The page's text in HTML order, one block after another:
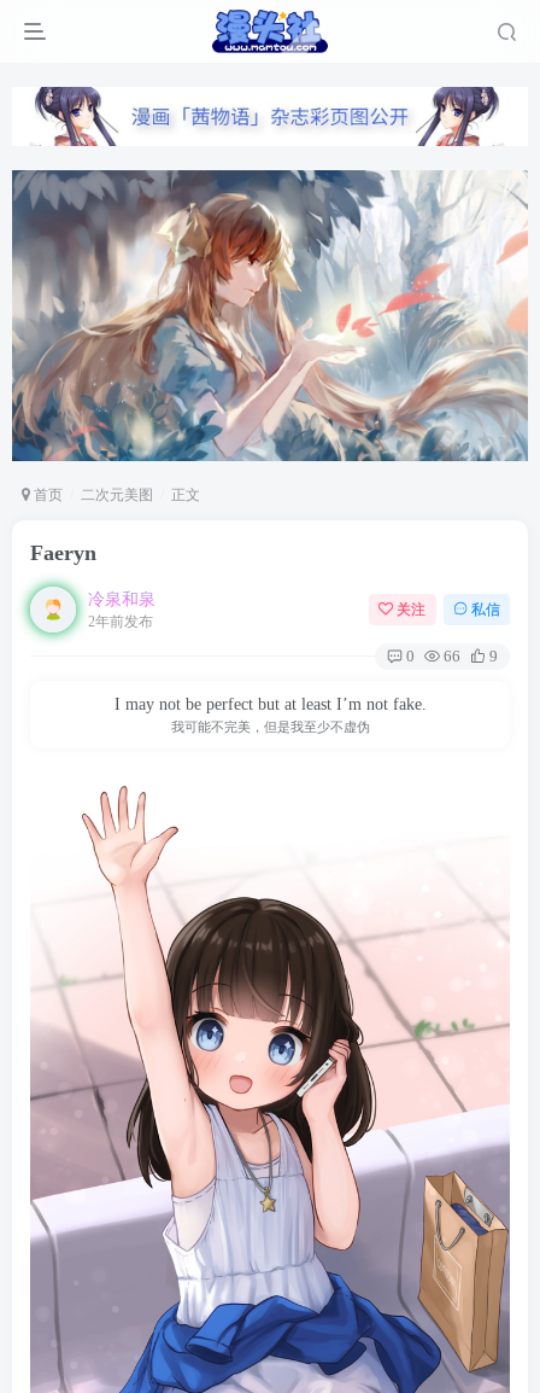
首页 二次元美图 正文
Faeryn
冷泉和泉
2年前发布
关注 私信
0 66 9
I may not be perfect but at least I’m not fake.
我可能不完美，但是我至少不虚伪